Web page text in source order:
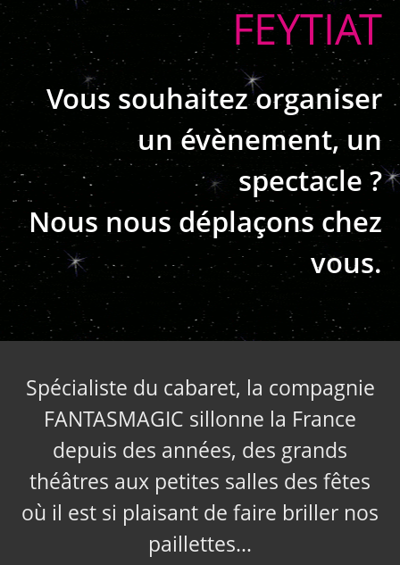
FEYTIAT
Vous souhaitez organiser
un évènement, un
spectacle ?
Nous nous déplaçons chez
vous.
Spécialiste du cabaret, la compagnie
FANTASMAGIC sillonne la France
depuis des années, des grands
théâtres aux petites salles des fêtes
où il est si plaisant de faire briller nos
paillettes…